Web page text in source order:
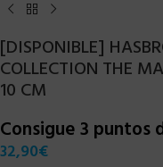
[DISPONIBLE]
COLLECTION THE
10 CM
Consigue 3 puntos
32,90€